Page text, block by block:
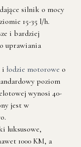
silnik o mocy
15-35 l/h.
i bardziej
uprawiania
i łodzie motorowe o
poziom
wynosi 40-
jest w
luksusowe,
1000 KM, a